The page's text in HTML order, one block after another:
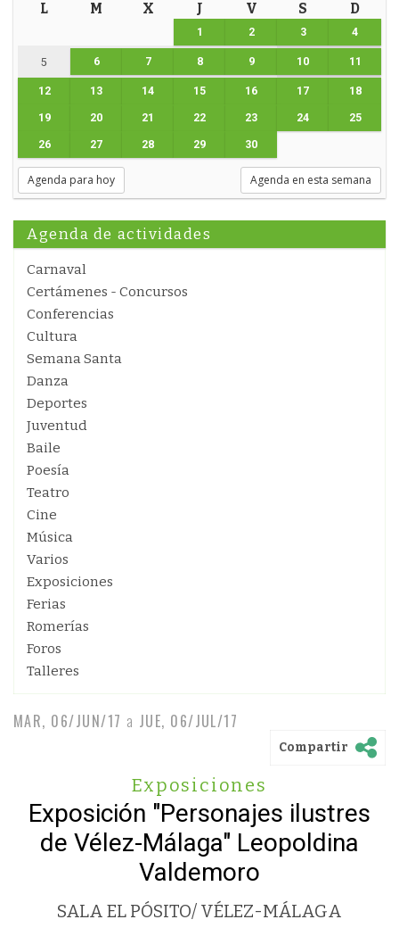
L M X J V S D
1 2 3 4
5 6 7 8 9 10 11
12 13 14 15 16 17 18
19 20 21 22 23 24 25
26 27 28 29 30
Agenda para hoy Agenda en esta semana
Agenda de actividades
Carnaval
Certámenes - Concursos
Conferencias
Cultura
Semana Santa
Danza
Deportes
Juventud
Baile
Poesía
Teatro
Cine
Música
Varios
Exposiciones
Ferias
Romerías
Foros
Talleres
MAR, 06/JUN/17 a JUE, 06/JUL/17
Compartir
Exposiciones
Exposición "Personajes ilustres
de Vélez-Málaga" Leopoldina
Valdemoro
SALA EL PÓSITO/ VÉLEZ-MÁLAGA